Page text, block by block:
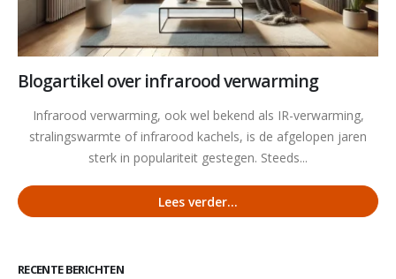
Blogartikel over infrarood verwarming
Infrarood verwarming, ook wel bekend als IR-verwarming,
stralingswarmte of infrarood kachels, is de afgelopen jaren
sterk in populariteit gestegen. Steeds...
Lees verder...
RECENTE BERICHTEN